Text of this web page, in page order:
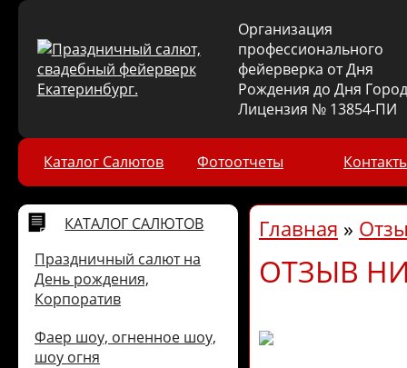
Организация
профессионального
фейерверка от Дня
Рождения до Дня
Лицензия № 13854-ПИ
Каталог Салютов Фотоотчеты
КАТАЛОГ САЛЮТОВ
Праздничный салют на
День рождения,
Корпоратив
Фаер шоу, огненное шоу,
шоу огня
Главная »
ОТЗЫВ